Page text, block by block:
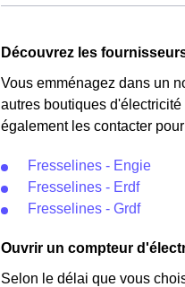
des fournisseurs
implique deux tarifs :
le prix est réduit de 20% par
Découvrez les
Vous emménagez dans un
autres boutiques
également les contacter
Fresselines - Engie
Fresselines - Erdf
Fresselines - Grdf
Ouvrir un compteur
Selon le délai que vous